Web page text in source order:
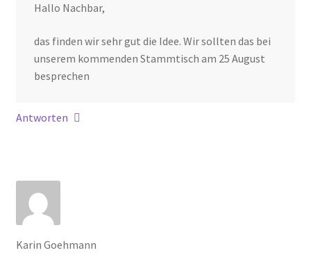
Hallo Nachbar,
das finden wir sehr gut die Idee. Wir sollten das bei
unserem kommenden Stammtisch am 25 August
besprechen
Antworten
Karin Goehmann